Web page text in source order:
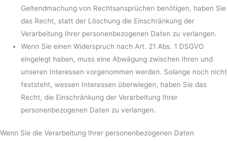
Geltendmachung von Rechtsansprüchen benötigen, haben Sie
das Recht, statt der Löschung die Einschränkung der
Verarbeitung Ihrer personenbezogenen Daten zu verlangen.
Wenn Sie einen Widerspruch nach Art. 21 Abs. 1 DSGVO
eingelegt haben, muss eine Abwägung zwischen Ihren und
unseren Interessen vorgenommen werden. Solange noch nicht
feststeht, wessen Interessen überwiegen, haben Sie das
Recht, die Einschränkung der Verarbeitung Ihrer
personenbezogenen Daten zu verlangen.
Wenn Sie die Verarbeitung Ihrer personenbezogenen Daten